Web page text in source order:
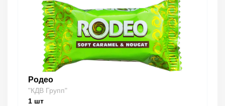
Родео
"КДВ Групп"
1 шт